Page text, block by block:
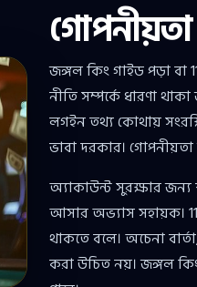
জঙ্গল কিং গাইড পড়া
নীতি সম্পর্কে ধারণা
লগইন তথ্য কোথায়
ভাবা দরকার।
অ্যাকাউন্ট সুরক্ষার জন্য
আসার অভ্যাস সহায়ক।
থাকতে বলে। অচেনা
করা উচিত নয়। জঙ্গল